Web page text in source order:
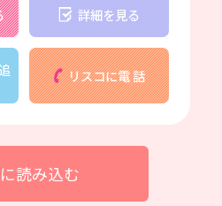
詳細を見る
リスコに電 話
読み込む